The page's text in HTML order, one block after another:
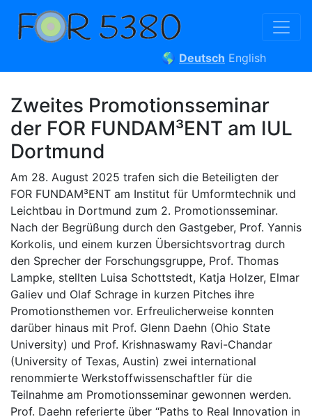
🌎 Deutsch English
Zweites Promotionsseminar
der FOR FUNDAM³ENT am IUL
Dortmund
Am 28. August 2025 trafen sich die Beteiligten der
FOR FUNDAM³ENT am Institut für Umformtechnik und
Leichtbau in Dortmund zum 2. Promotionsseminar.
Nach der Begrüßung durch den Gastgeber, Prof. Yannis
Korkolis, und einem kurzen Übersichtsvortrag durch
den Sprecher der Forschungsgruppe, Prof. Thomas
Lampke, stellten Luisa Schottstedt, Katja Holzer, Elmar
Galiev und Olaf Schrage in kurzen Pitches ihre
Promotionsthemen vor. Erfreulicherweise konnten
darüber hinaus mit Prof. Glenn Daehn (Ohio State
University) und Prof. Krishnaswamy Ravi-Chandar
(University of Texas, Austin) zwei international
renommierte Werkstoffwissenschaftler für die
Teilnahme am Promotionsseminar gewonnen werden.
Prof. Daehn referierte über “Paths to Real Innovation in